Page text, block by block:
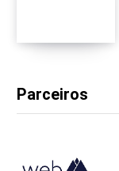
Parceiros